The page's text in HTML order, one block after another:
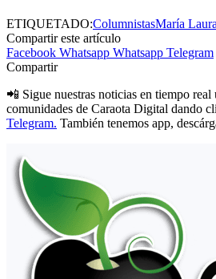
ETIQUETADO:ColumnistasMaría
Compartir este artículo
Facebook Whatsapp Whatsapp Telegram
Compartir
📲 Sigue nuestras noticias en tiempo real
comunidades de Caraota Digital dando
Telegram. También tenemos app,